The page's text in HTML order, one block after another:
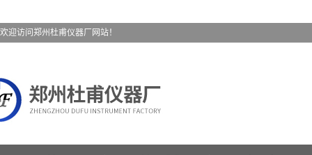
欢迎访问郑州杜甫仪器厂网站！